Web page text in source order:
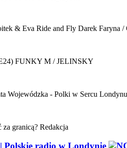
& Eva Ride and Fly Darek Faryna /
FUNKY M / JELINSKY
Wojewódzka - Polki w Sercu Londynu
za granicą? Redakcja